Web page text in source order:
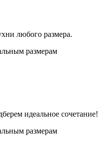
любого размера.
идеальное сочетание!